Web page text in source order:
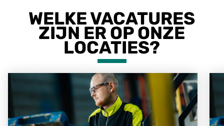
WELKE VACATURES
ZIJN ER OP ONZE
LOCATIES?